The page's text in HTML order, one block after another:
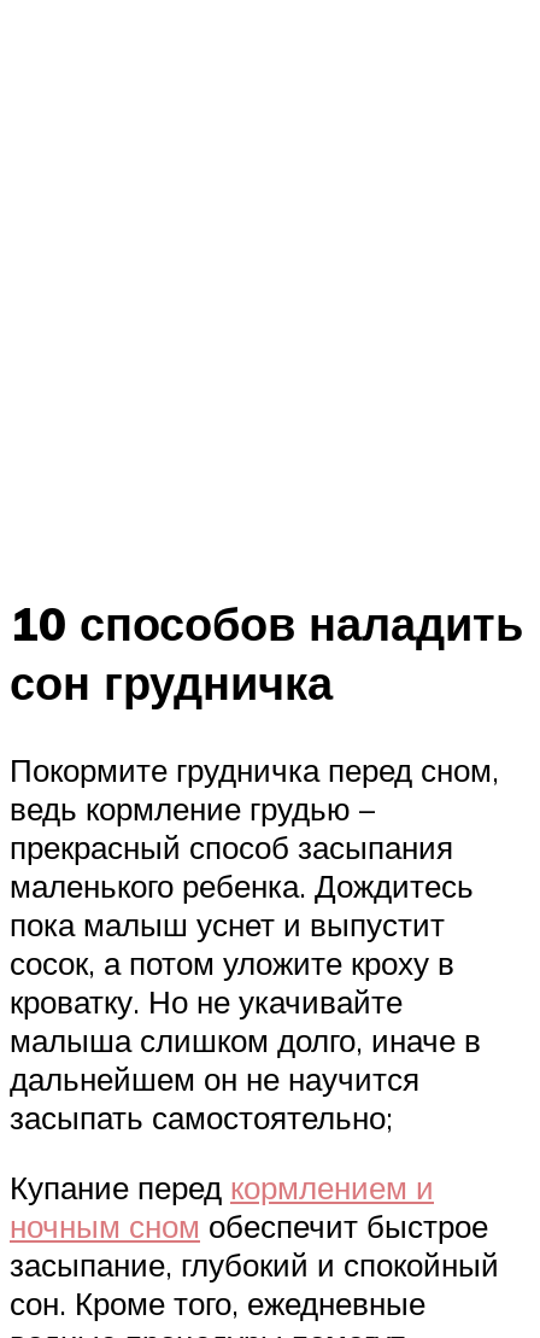
10 способов наладить
сон грудничка
Покормите грудничка перед сном,
ведь кормление грудью –
прекрасный способ засыпания
маленького ребенка. Дождитесь
пока малыш уснет и выпустит
сосок, а потом уложите кроху в
кроватку. Но не укачивайте
малыша слишком долго, иначе в
дальнейшем он не научится
засыпать самостоятельно;
Купание перед кормлением и
ночным сном обеспечит быстрое
засыпание, глубокий и спокойный
сон. Кроме того, ежедневные